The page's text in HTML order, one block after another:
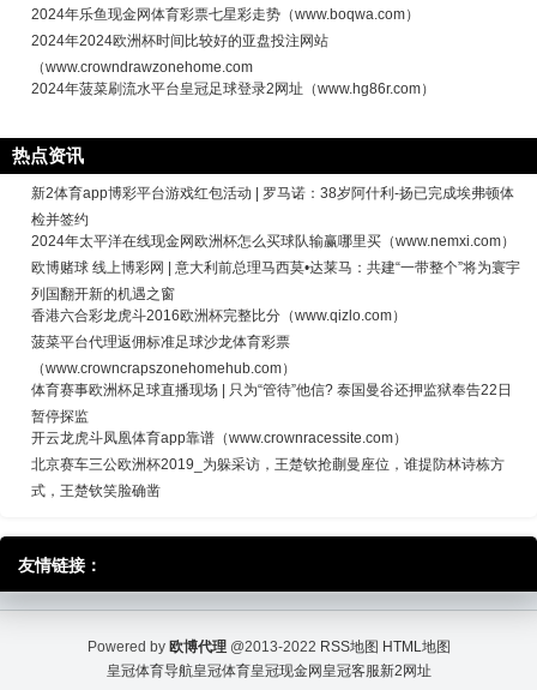
2024年乐鱼现金网体育彩票七星彩走势（www.boqwa.com）
2024年2024欧洲杯时间比较好的亚盘投注网站
（www.crowndrawzonehome.com
2024年菠菜刷流水平台皇冠足球登录2网址（www.hg86r.com）
热点资讯
新2体育app博彩平台游戏红包活动 | 罗马诺：38岁阿什利-扬已完成埃弗顿体
检并签约
2024年太平洋在线现金网欧洲杯怎么买球队输赢哪里买（www.nemxi.com）
欧博赌球 线上博彩网 | 意大利前总理马西莫•达莱马：共建“一带整个”将为寰宇
列国翻开新的机遇之窗
香港六合彩龙虎斗2016欧洲杯完整比分（www.qizlo.com）
菠菜平台代理返佣标准足球沙龙体育彩票
（www.crowncrapszonehomehub.com）
体育赛事欧洲杯足球直播现场 | 只为“管待”他信? 泰国曼谷还押监狱奉告22日
暂停探监
开云龙虎斗凤凰体育app靠谱（www.crownracessite.com）
北京赛车三公欧洲杯2019_为躲采访，王楚钦抢蒯曼座位，谁提防林诗栋方
式，王楚钦笑脸确凿
友情链接：
Powered by 欧博代理@2013-2022 RSS地图 HTML地图
皇冠体育导航皇冠体育皇冠现金网 皇冠客服新2网址